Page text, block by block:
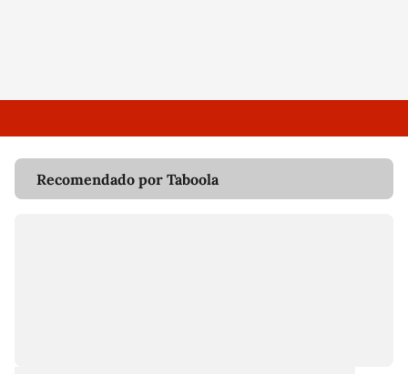
Recomendado por Taboola